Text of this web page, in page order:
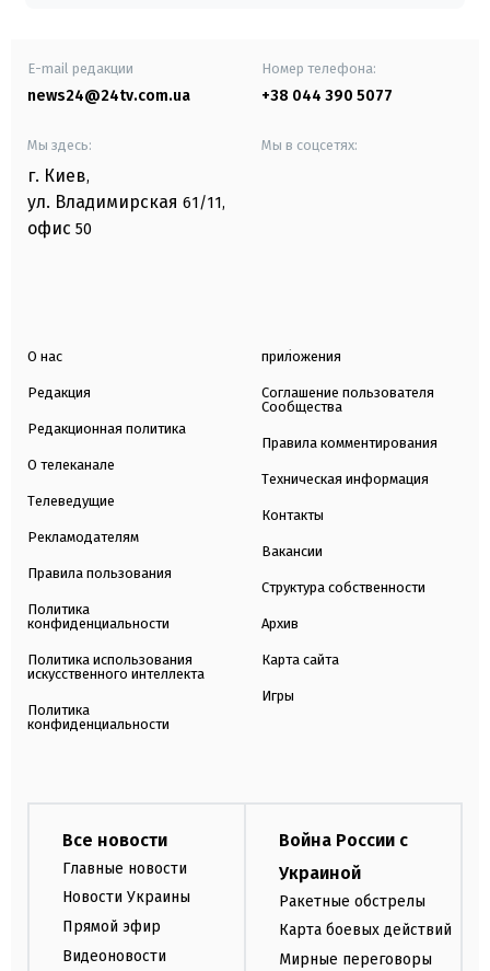
E-mail редакции
news24@24tv.com.ua
Номер телефона:
+38 044 390 5077
Мы здесь:
г. Киев,
ул. Владимирская 61/11,
офис 50
Мы в соцсетях:
О нас
Редакция
Редакционная политика
О телеканале
Телеведущие
Рекламодателям
Правила пользования
Политика
конфиденциальности
Политика использования
искусственного интеллекта
Политика
конфиденциальности
приложения
Соглашение пользователя
Сообщества
Правила комментирования
Техническая информация
Контакты
Вакансии
Структура собственности
Архив
Карта сайта
Игры
Все новости
Главные новости
Новости Украины
Прямой эфир
Видеоновости
Война России с
Украиной
Ракетные обстрелы
Карта боевых действий
Мирные переговоры